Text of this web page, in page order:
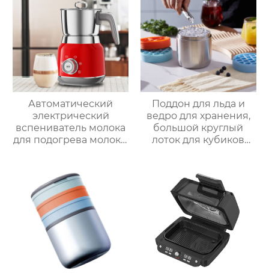
зеркало для
переодевания
фабрика зеркал
холодильник
Автоматический
электрический
вспениватель молока
для подогрева молока,
нержавеющей стали,
домашний
пароварочный
аппарат для молока
Поддон для льда и
ведро для хранения,
большой круглый
лоток для кубиков
изготовленный на
заказ